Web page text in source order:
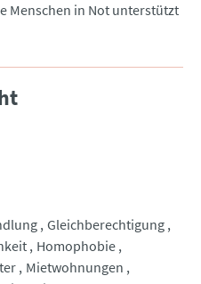
Menschen in Not unterstützt
Gleichberechtigung
Homophobie
Mietwohnungen